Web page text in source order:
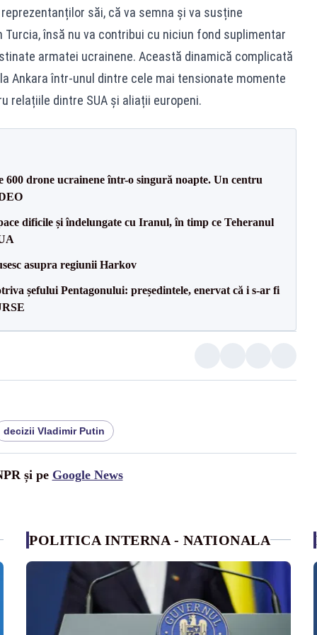
săi, că va semna și va susține
însă nu va contribui cu niciun fond suplimentar
armatei ucrainene. Această dinamică complicată
Ankara într-unul dintre cele mai tensionate momente
relațiile dintre SUA și aliații europeni.
600 drone ucrainene într-o singură noapte. Un centru
dificile și îndelungate cu Iranul, în timp ce Teheranul
asupra regiunii Harkov
șefului Pentagonului: președintele, enervat că i s-ar fi
decizii Vladimir Putin
și pe Google News
POLITICA INTERNA - NATIONALA